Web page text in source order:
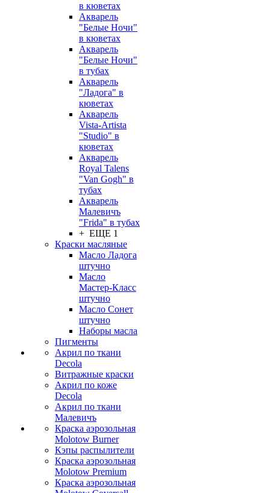
в кюветах
Акварель
"Белые Ночи"
в кюветах
Акварель
"Белые Ночи"
в тубах
Акварель
"Ладога" в
кюветах
Акварель
Vista-Artista
"Studio" в
кюветах
Акварель
Royal Talens
"Van Gogh" в
тубах
Акварель
Малевичъ
"Frida" в тубах
+ ЕЩЕ 1
Краски масляные
Масло Ладога
штучно
Масло
Мастер-Класс
штучно
Масло Сонет
штучно
Наборы масла
Пигменты
Акрил по ткани
Decola
Витражные краски
Акрил по коже
Decola
Акрил по ткани
Малевичъ
Краска аэрозольная
Molotow Burner
Кэпы распылители
Краска аэрозольная
Molotow Premium
Краска аэрозольная